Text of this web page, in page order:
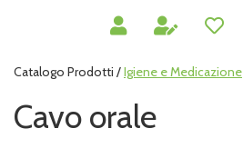
Catalogo Prodotti /Igiene e Medicazione
Cavo orale